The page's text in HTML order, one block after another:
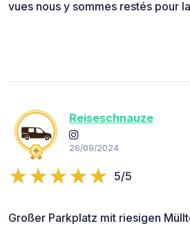
vues nous y sommes restés pour
Reiseschnauze
26/09/2024
5/5
Großer Parkplatz mit riesigen